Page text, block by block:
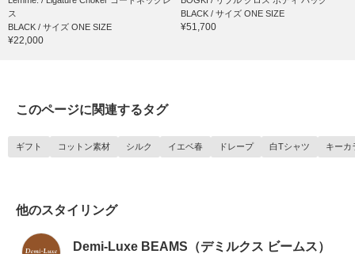
ス
BLACK / サイズ ONE SIZE
¥22,000
BLACK / サイズ ONE SIZE
¥51,700
このページに関連するタグ
ギフト コットン素材 シルク イエベ春 ドレープ 白Tシャツ キーカ
他のスタイリング
Demi-Luxe BEAMS（デミルクス ビームス）